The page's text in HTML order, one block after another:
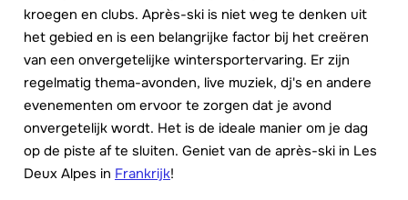
kroegen en clubs. Après-ski is niet weg te denken uit
het gebied en is een belangrijke factor bij het creëren
van een onvergetelijke wintersportervaring. Er zijn
regelmatig thema-avonden, live muziek, dj's en andere
evenementen om ervoor te zorgen dat je avond
onvergetelijk wordt. Het is de ideale manier om je dag
op de piste af te sluiten. Geniet van de après-ski in Les
Deux Alpes in Frankrijk!